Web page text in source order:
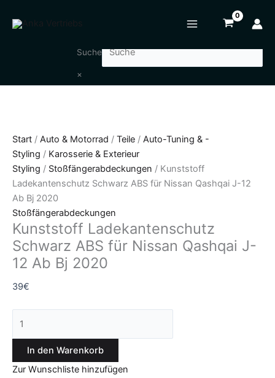
Inhalt
Suche
×
Start / Auto & Motorrad / Teile / Auto-Tuning & -
Styling / Karosserie & Exterieur
Styling / Stoßfängerabdeckungen / Kunststoff
Ladekantenschutz Schwarz ABS für Nissan Qashqai J-12
Ab Bj 2020
Stoßfängerabdeckungen
Kunststoff Ladekantenschutz
Schwarz ABS für Nissan Qashqai J-
12 Ab Bj 2020
39€
Ladekantenschutz
Ab
Bj
2020
Menge
In den Warenkorb
Zur Wunschliste hinzufügen